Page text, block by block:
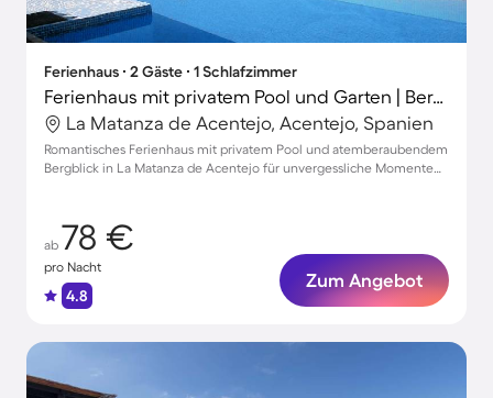
Ferienhaus ∙ 2 Gäste ∙ 1 Schlafzimmer
Ferienhaus mit privatem Pool und Garten | Bergblick
La Matanza de Acentejo, Acentejo, Spanien
Romantisches Ferienhaus mit privatem Pool und atemberaubendem
Bergblick in La Matanza de Acentejo für unvergessliche Momente
ab 78 €
pro Nacht
4.8
Zum Angebot